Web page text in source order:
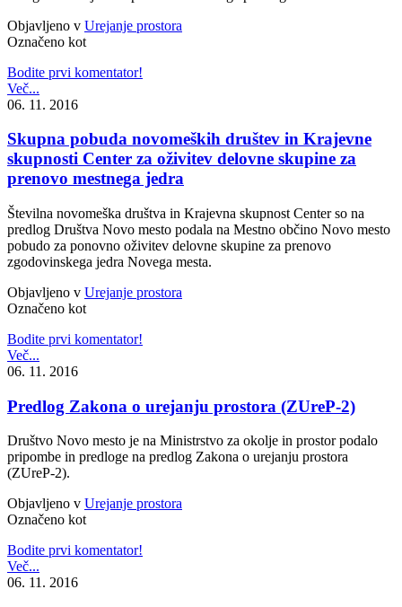
Objavljeno v Urejanje prostora
Označeno kot
Bodite prvi komentator!
Več...
06. 11. 2016
Skupna pobuda novomeških društev in Krajevne
skupnosti Center za oživitev delovne skupine za
prenovo mestnega jedra
Številna novomeška društva in Krajevna skupnost Center so na
predlog Društva Novo mesto podala na Mestno občino Novo mesto
pobudo za ponovno oživitev delovne skupine za prenovo
zgodovinskega jedra Novega mesta.
Objavljeno v Urejanje prostora
Označeno kot
Bodite prvi komentator!
Več...
06. 11. 2016
Predlog Zakona o urejanju prostora (ZUreP-2)
Društvo Novo mesto je na Ministrstvo za okolje in prostor podalo
pripombe in predloge na predlog Zakona o urejanju prostora
(ZUreP-2).
Objavljeno v Urejanje prostora
Označeno kot
Bodite prvi komentator!
Več...
06. 11. 2016